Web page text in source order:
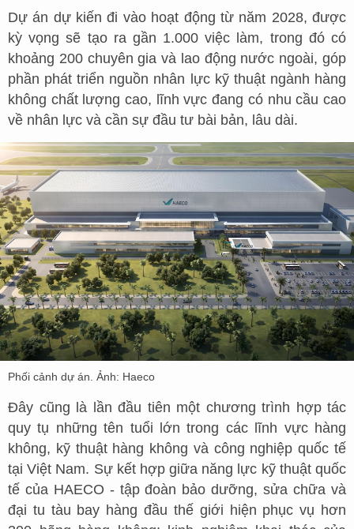
Dự án dự kiến đi vào hoạt động từ năm 2028, được
kỳ vọng sẽ tạo ra gần 1.000 việc làm, trong đó có
khoảng 200 chuyên gia và lao động nước ngoài, góp
phần phát triển nguồn nhân lực kỹ thuật ngành hàng
không chất lượng cao, lĩnh vực đang có nhu cầu cao
về nhân lực và cần sự đầu tư bài bản, lâu dài.
Phối cảnh dự án. Ảnh: Haeco
Đây cũng là lần đầu tiên một chương trình hợp tác
quy tụ những tên tuổi lớn trong các lĩnh vực hàng
không, kỹ thuật hàng không và công nghiệp quốc tế
tại Việt Nam. Sự kết hợp giữa năng lực kỹ thuật quốc
tế của HAECO - tập đoàn bảo dưỡng, sửa chữa và
đại tu tàu bay hàng đầu thế giới hiện phục vụ hơn